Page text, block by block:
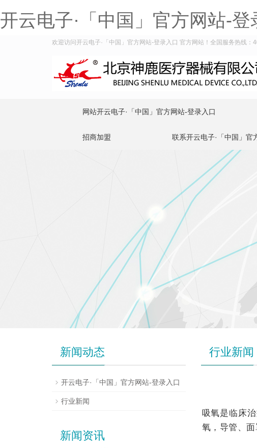
开云电子·「中国」官方网站-登
欢迎访问开云电子·「中国」官方网站-登录入口 官方网站！全国服务热线：
网站开云电子·「中国」官方网站-登录入口
招商加盟 联系开云电子·「中国」官
行业新闻
吸氧是临床
氧，导管、
新闻动态
开云电子·「中国」官方网站-登录入口
行业新闻
新闻资讯